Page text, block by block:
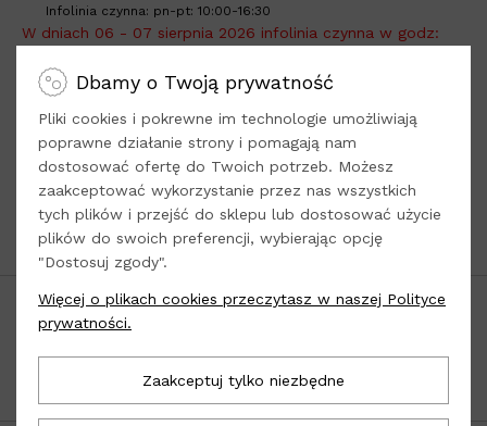
Infolinia czynna: pn-pt: 10:00-16:30
W dniach 06 - 07 sierpnia 2026 infolinia czynna w godz:
Adres do wysyłki:
Loola -tylko sprzedaż online
Dys, ul. Kwiatowa 8
21-003 Ciecierzyn
woj. lubelskie
Odwiedź naszeSocial Media
POPULARNE KATEGORIE
OBSŁUGA KLIENTA
Dbamy o Twoją prywatność
Pliki cookies i pokrewne im technologie umożliwiają
poprawne działanie strony i pomagają nam
dostosować ofertę do Twoich potrzeb. Możesz
zaakceptować wykorzystanie przez nas wszystkich
tych plików i przejść do sklepu lub dostosować użycie
plików do swoich preferencji, wybierając opcję
"Dostosuj zgody".
Więcej o plikach cookies przeczytasz w naszej Polityce
prywatności.
Zaakceptuj tylko niezbędne